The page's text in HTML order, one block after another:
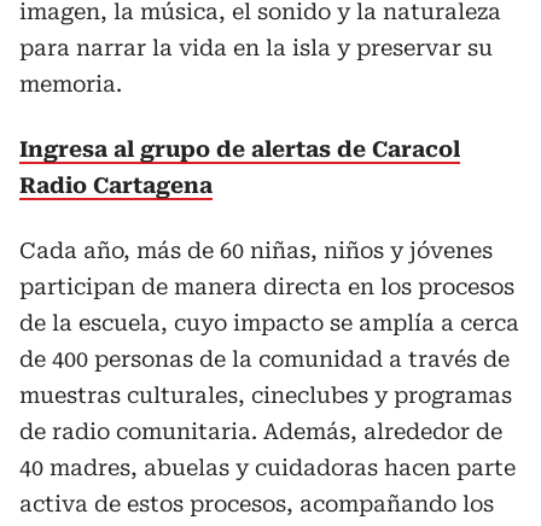
imagen, la música, el sonido y la naturaleza
para narrar la vida en la isla y preservar su
memoria.
Ingresa al grupo de alertas de Caracol
Radio Cartagena
Cada año, más de 60 niñas, niños y jóvenes
participan de manera directa en los procesos
de la escuela, cuyo impacto se amplía a cerca
de 400 personas de la comunidad a través de
muestras culturales, cineclubes y programas
de radio comunitaria. Además, alrededor de
40 madres, abuelas y cuidadoras hacen parte
activa de estos procesos, acompañando los